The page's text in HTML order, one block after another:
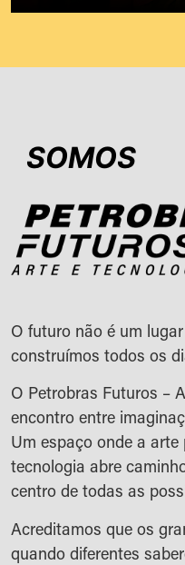
SOMOS
O futuro não é um
construímos todos os
O Petrobras Futuros –
encontro entre
Um espaço onde a
tecnologia abre
centro de todas as
Acreditamos que os
quando diferentes